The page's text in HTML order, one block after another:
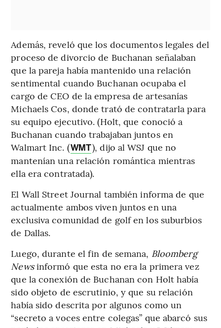
Además, reveló que los documentos legales del
proceso de divorcio de Buchanan señalaban
que la pareja había mantenido una relación
sentimental cuando Buchanan ocupaba el
cargo de CEO de la empresa de artesanías
Michaels Cos, donde trató de contratarla para
su equipo ejecutivo. (Holt, que conoció a
Buchanan cuando trabajaban juntos en
Walmart Inc. (WMT), dijo al WSJ que no
mantenían una relación romántica mientras
ella era contratada).
El Wall Street Journal también informa de que
actualmente ambos viven juntos en una
exclusiva comunidad de golf en los suburbios
de Dallas.
Luego, durante el fin de semana, Bloomberg
Newsinformó que esta no era la primera vez
que la conexión de Buchanan con Holt había
sido objeto de escrutinio, y que su relación
había sido descrita por algunos como un
“secreto a voces entre colegas” que abarcó sus